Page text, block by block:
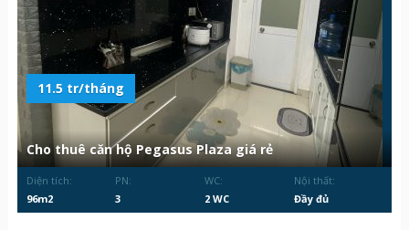
11.5 tr/tháng
Cho thuê căn hộ Pegasus Plaza giá rẻ
Diện tích:
96m2
PN:
3
WC:
2 WC
Nội thất:
Đầy đủ